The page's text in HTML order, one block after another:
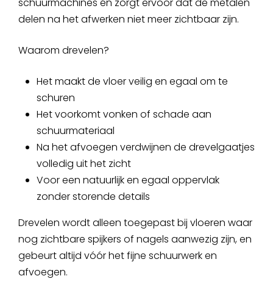
delen na het afwerken niet meer zichtbaar zijn.
Waarom drevelen?
Het maakt de vloer veilig en egaal om te
schuren
Het voorkomt vonken of schade aan
schuurmateriaal
Na het afvoegen verdwijnen de drevelgaatjes
volledig uit het zicht
Voor een natuurlijk en egaal oppervlak
zonder storende details
Drevelen wordt alleen toegepast bij vloeren waar
nog zichtbare spijkers of nagels aanwezig zijn, en
gebeurt altijd vóór het fijne schuurwerk en
afvoegen.